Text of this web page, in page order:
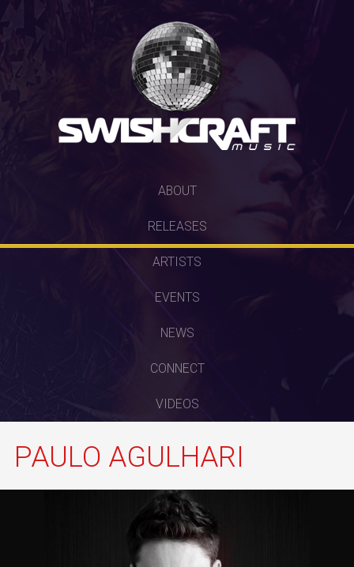
ABOUT
RELEASES
ARTISTS
EVENTS
NEWS
CONNECT
VIDEOS
PAULO AGULHARI